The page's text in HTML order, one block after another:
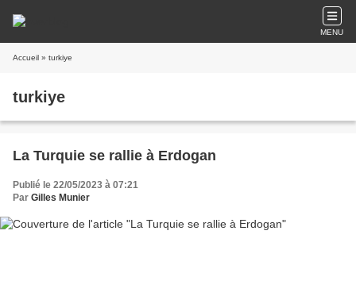
MENU
Accueil » turkiye
turkiye
La Turquie se rallie à Erdogan
Publié le 22/05/2023 à 07:21
Par Gilles Munier